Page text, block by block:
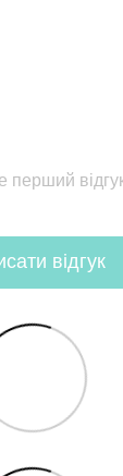
перший
відгук